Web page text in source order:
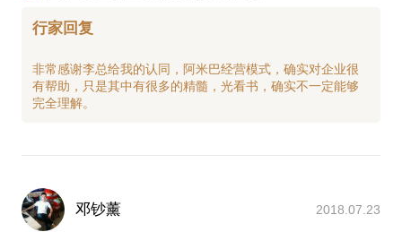
行家回复
非常感谢李总给我的认同，阿米巴经营模式，确实对企业很
有帮助，只是其中有很多的精髓，光看书，确实不一定能够
邓钞薰 2018.07.23